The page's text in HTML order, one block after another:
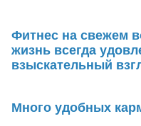
Фитнес на свежем
жизнь всегда
взыскательный
Много удобных